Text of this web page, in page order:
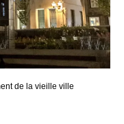
de la vieille ville